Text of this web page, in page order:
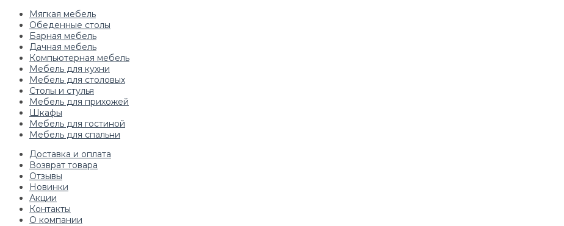
Мягкая мебель
Обеденные столы
Барная мебель
Дачная мебель
Компьютерная мебель
Мебель для кухни
Мебель для столовых
Столы и стулья
Мебель для прихожей
Шкафы
Мебель для гостиной
Мебель для спальни
Доставка и оплата
Возврат товара
Отзывы
Новинки
Акции
Контакты
О компании